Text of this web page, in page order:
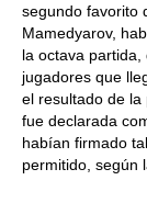
segundo favorito
Mamedyarov,
la octava
jugadores que
el resultado de la
fue declarada
habían firmado
permitido, según